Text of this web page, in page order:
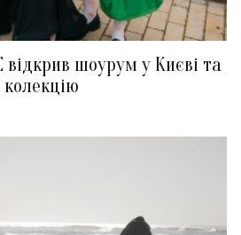
відкрив шоурум у Києві та